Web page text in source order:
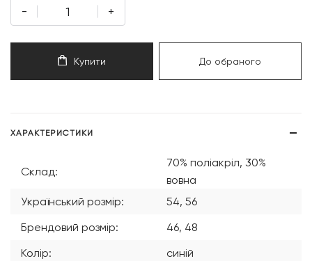
- +
Купити До обраного
ХАРАКТЕРИСТИКИ
Склад:
70% поліакріл, 30%
вовна
Український розмір:
54, 56
Брендовий розмір:
46, 48
Колір:
синій